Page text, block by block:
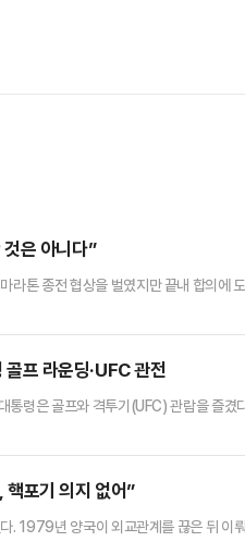
은 아니다”
라톤 종전 협상을 벌였지만 끝내 합의에
.밴스 부통령은 “이란이 핵무기를 추구
프 라운딩·UFC 관전
통령은 골프와 격투기(UFC) 관람을 즐
트럼프 대통령은 워싱턴 DC 인근 자신
포기 의지 없어”
. 1979년 양국이 외교관계를 끊은 뒤 이